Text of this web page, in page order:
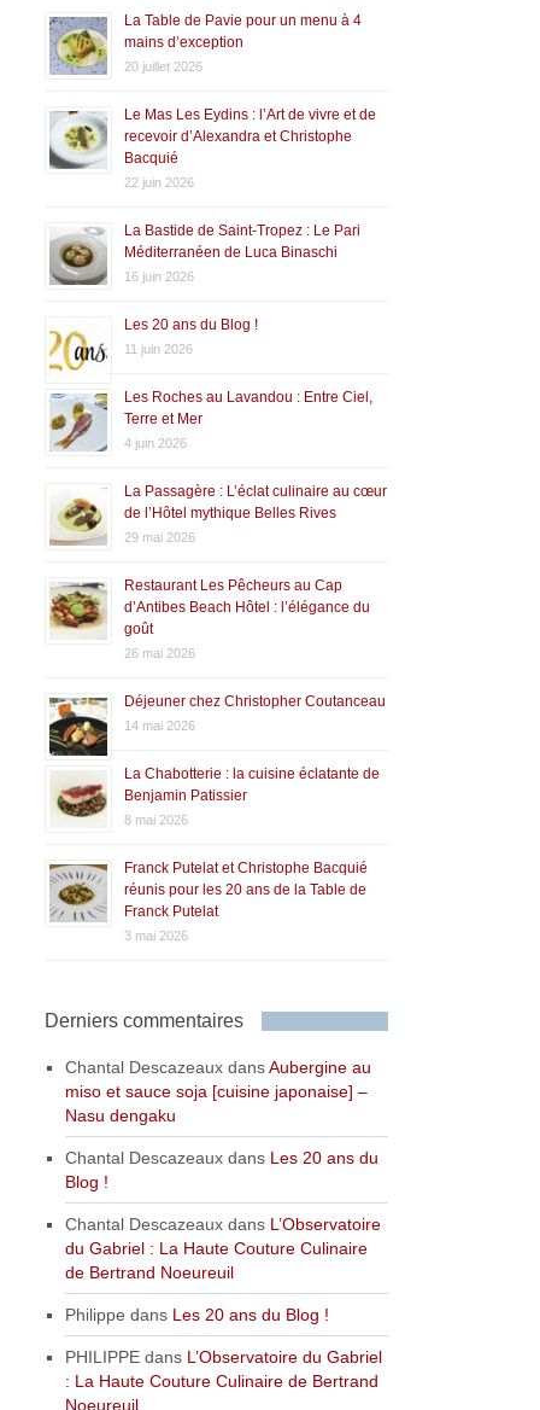
La Table de Pavie pour un menu à 4
mains d’exception
20 juillet 2026
Le Mas Les Eydins : l’Art de vivre et de
recevoir d’Alexandra et Christophe
Bacquié
22 juin 2026
La Bastide de Saint-Tropez : Le Pari
Méditerranéen de Luca Binaschi
16 juin 2026
Les 20 ans du Blog !
11 juin 2026
Les Roches au Lavandou : Entre Ciel,
Terre et Mer
4 juin 2026
La Passagère : L’éclat culinaire au cœur
de l’Hôtel mythique Belles Rives
29 mai 2026
Restaurant Les Pêcheurs au Cap
d’Antibes Beach Hôtel : l’élégance du
goût
26 mai 2026
Déjeuner chez Christopher Coutanceau
14 mai 2026
La Chabotterie : la cuisine éclatante de
Benjamin Patissier
8 mai 2026
Franck Putelat et Christophe Bacquié
réunis pour les 20 ans de la Table de
Franck Putelat
3 mai 2026
Derniers commentaires
Chantal Descazeaux dansAubergine au
miso et sauce soja [cuisine japonaise] –
Nasu dengaku
Chantal Descazeaux dans Les 20 ans du
Blog !
Chantal Descazeaux dans L’Observatoire
du Gabriel : La Haute Couture Culinaire
de Bertrand Noeureuil
Philippe dans Les 20 ans du Blog !
PHILIPPE dans L’Observatoire du Gabriel
: La Haute Couture Culinaire de Bertrand
Noeureuil